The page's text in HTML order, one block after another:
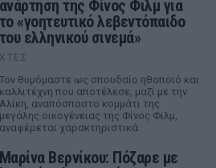
ανάρτηση της Φίνος Φιλμ για
το «γοητευτικό λεβεντόπαιδο
του ελληνικού σινεμά»
ΧΤΕΣ
Τον θυμόμαστε ως σπουδαίο ηθοποιό και
καλλιτέχνη που αποτέλεσε, μαζί με την
Αλίκη, αναπόσπαστο κομμάτι της
μεγάλης οικογένειας της Φίνος Φιλμ,
αναφέρεται χαρακτηριστικά
Μαρίνα Βερνίκου: Πόζαρε με